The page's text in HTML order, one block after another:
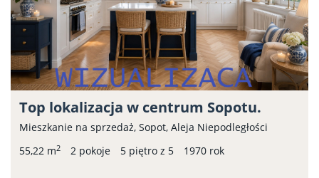
Top lokalizacja w centrum Sopotu.
Mieszkanie na sprzedaż, Sopot, Aleja Niepodległości
55,22 m2 2 pokoje 5 piętro z 5 1970 rok